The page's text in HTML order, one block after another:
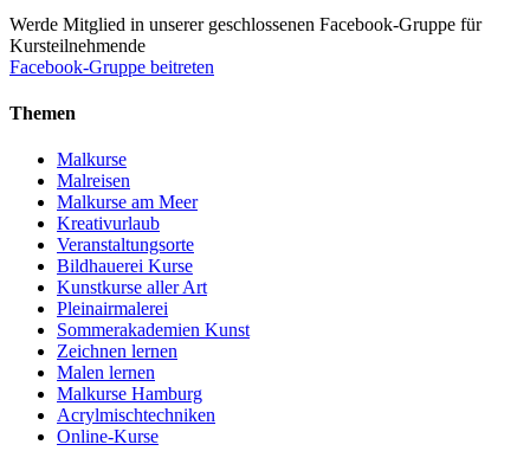
Werde Mitglied in unserer geschlossenen Facebook-Gruppe für
Kursteilnehmende
Facebook-Gruppe beitreten
Themen
Malkurse
Malreisen
Malkurse am Meer
Kreativurlaub
Veranstaltungsorte
Bildhauerei Kurse
Kunstkurse aller Art
Pleinairmalerei
Sommerakademien Kunst
Zeichnen lernen
Malen lernen
Malkurse Hamburg
Acrylmischtechniken
Online-Kurse